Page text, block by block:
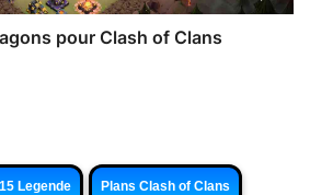
pour Clash of Clans
Legende Plans Clash of Clans